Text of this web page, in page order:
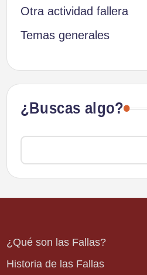
Otra actividad fallera
Temas generales
¿Buscas algo?
¿Qué son las Fallas?
Historia de las Fallas